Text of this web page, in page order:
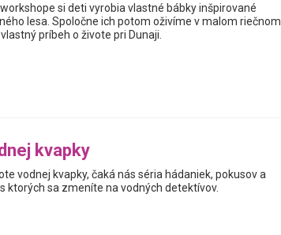
si deti vyrobia vlastné bábky inšpirované
lesa. Spoločne ich potom oživíme v malom riečnom
príbeh o živote pri Dunaji.
kvapky
vodnej kvapky, čaká nás séria hádaniek, pokusov a
ktorých sa zmeníte na vodných detektívov.